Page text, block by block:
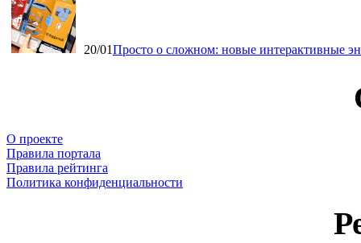
20/01Просто о сложном: новые интерактивные
О проекте
Правила портала
Правила рейтинга
Политика конфиденциальности